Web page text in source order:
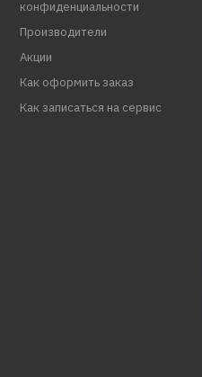
конфиденциальности
Производители
Акции
Как оформить заказ
Как записаться на сервис